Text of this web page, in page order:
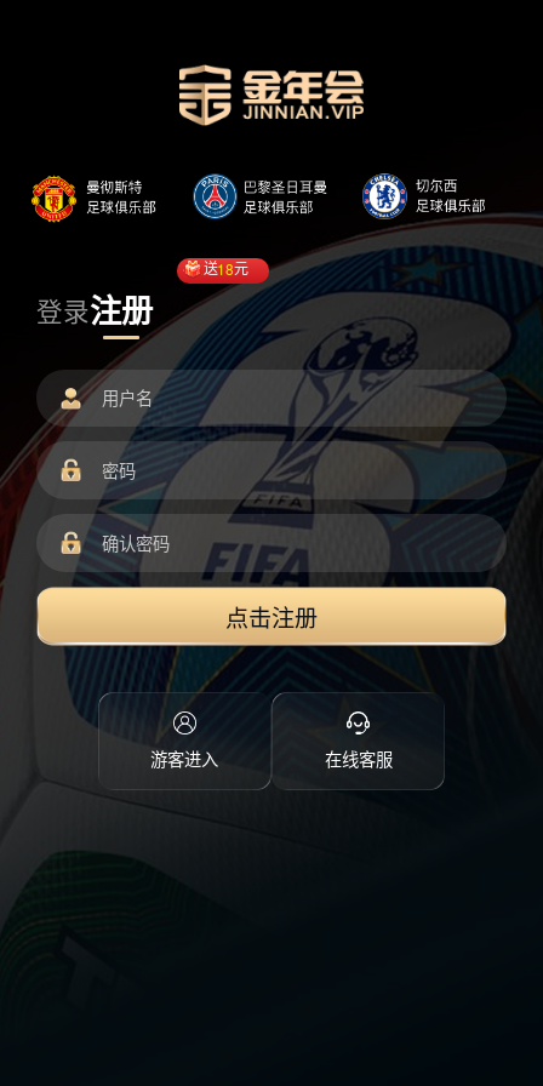
登录注册
送18元
点击注册
游客进入 在线客服